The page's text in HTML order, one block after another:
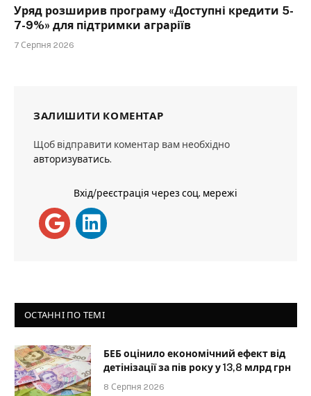
Уряд розширив програму «Доступні кредити 5-
7-9%» для підтримки аграріїв
7 Серпня 2026
ЗАЛИШИТИ КОМЕНТАР
Щоб відправити коментар вам необхідно
авторизуватись.
Вхід/реєстрація через соц. мережі
ОСТАННІ ПО ТЕМІ
БЕБ оцінило економічний ефект від
детінізації за пів року у 13,8 млрд грн
8 Серпня 2026